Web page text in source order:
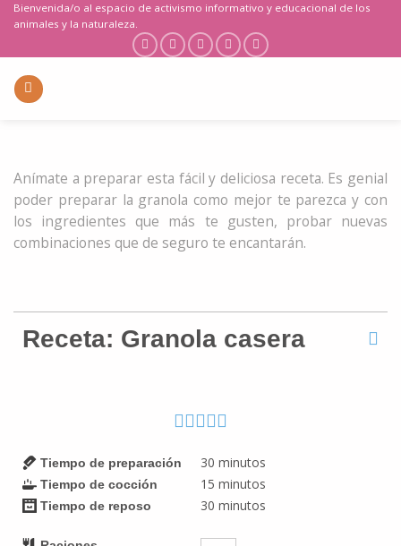
Saltar
contenido
Bienvenida/o al espacio de activismo informativo y educacional de los
animales y la naturaleza.
Anímate a preparar esta fácil y deliciosa receta. Es genial
poder preparar la granola como mejor te parezca y con
los ingredientes que más te gusten, probar nuevas
combinaciones que de seguro te encantarán.
Receta: Granola casera
Tiempo de preparación 30 minutos
Tiempo de cocción 15 minutos
Tiempo de reposo 30 minutos